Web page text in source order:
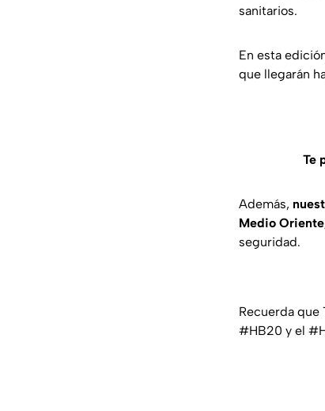
sanitarios.
En esta
que llegarán
Te
Además,
Medio
seguridad.
Recuerda que
#HB20 y el